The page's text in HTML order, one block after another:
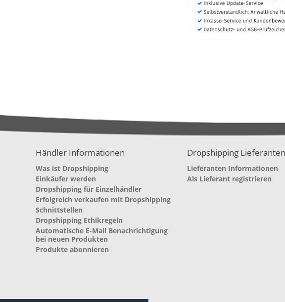
Händler Informationen
Was ist Dropshipping
Einkäufer werden
Dropshipping für Einzelhändler
Erfolgreich verkaufen mit Dropshipping
Schnittstellen
Dropshipping Ethikregeln
Automatische E-Mail Benachrichtigung
bei neuen Produkten
Produkte abonnieren
Dropshipping Lieferanten
Lieferanten Informationen
Als Lieferant registrieren